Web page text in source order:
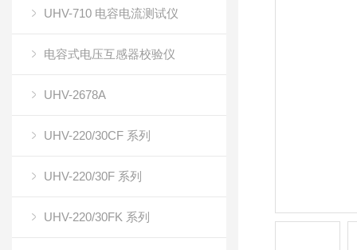
UHV-710 电容电流测试仪
电容式电压互感器校验仪
UHV-2678A
UHV-220/30CF 系列
UHV-220/30F 系列
UHV-220/30FK 系列